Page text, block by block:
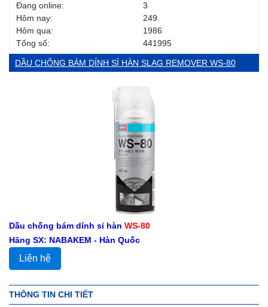
Đang online:
3
Hôm nay:
249
Hôm qua:
1986
Tống số:
441995
DẦU CHỐNG BÁM DÍNH SỈ HÀN SLAG REMOVER WS-80
Dầu chống bám dính sỉ hàn WS-80
Hãng SX: NABAKEM - Hàn Quốc
Liên hệ
THÔNG TIN CHI TIẾT